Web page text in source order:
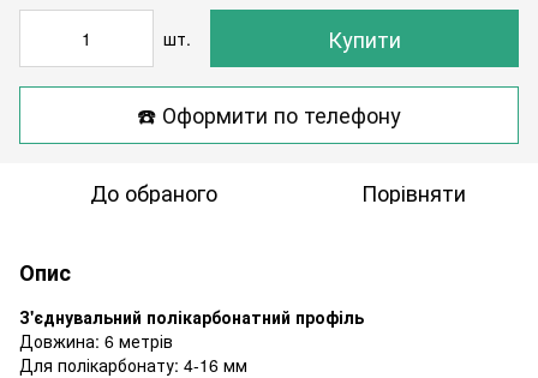
шт. Купити
☎️ Оформити по телефону
До обраного Порівняти
Опис
З'єднувальний полікарбонатний профіль
Довжина: 6 метрів
Для полікарбонату: 4-16 мм